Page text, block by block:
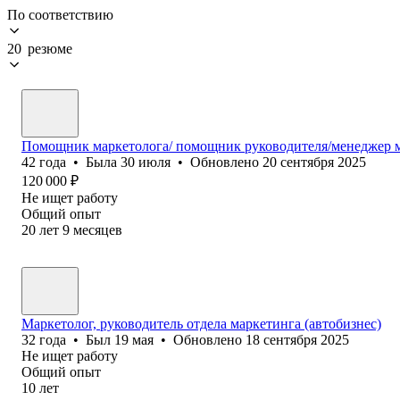
По соответствию
20 резюме
Помощник маркетолога/ помощник руководителя/менеджер
42 года • Была 30 июля • Обновлено 20 сентября 2025
120 000 ₽
Не ищет работу
Общий опыт
20 лет 9 месяцев
Маркетолог, руководитель отдела маркетинга (автобизнес)
32 года • Был 19 мая • Обновлено 18 сентября 2025
Не ищет работу
Общий опыт
10 лет